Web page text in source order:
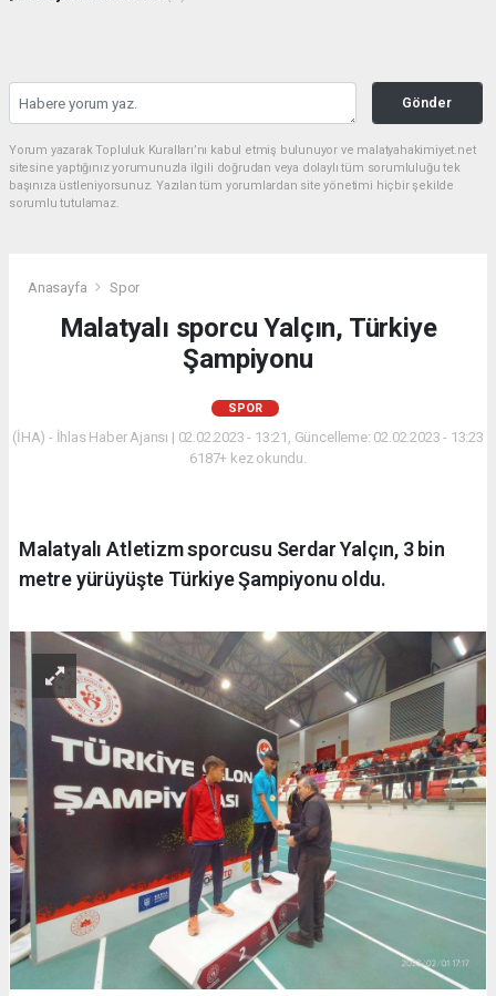
Gönder
Yorum yazarak Topluluk Kuralları’nı kabul etmiş bulunuyor ve malatyahakimiyet.net
sitesine yaptığınız yorumunuzla ilgili doğrudan veya dolaylı tüm sorumluluğu tek
başınıza üstleniyorsunuz. Yazılan tüm yorumlardan site yönetimi hiçbir şekilde
sorumlu tutulamaz.
Anasayfa Spor
Malatyalı sporcu Yalçın, Türkiye
Şampiyonu
SPOR
(İHA) - İhlas Haber Ajansı | 02.02.2023 - 13:21, Güncelleme: 02.02.2023 - 13:23
6187+ kez okundu.
Malatyalı Atletizm sporcusu Serdar Yalçın, 3 bin
metre yürüyüşte Türkiye Şampiyonu oldu.